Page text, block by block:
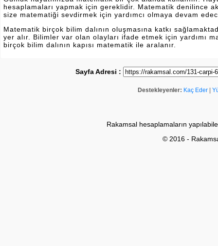
hesaplamaları yapmak için gereklidir. Matematik denilince
size matematiği sevdirmek için yardımcı olmaya devam
Matematik birçok bilim dalının oluşmasına katkı
yer alır. Bilimler var olan olayları ifade etmek için yardımı
birçok bilim dalının kapısı matematik ile aralanır.
Sayfa Adresi :
Destekleyenler: Kaç Eder
Rakamsal hesaplamaların
© 2016 -